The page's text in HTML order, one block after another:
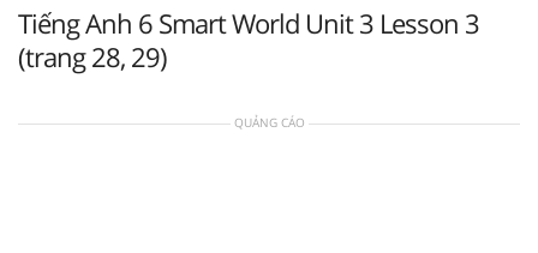
Tiếng Anh 6 Smart World Unit 3 Lesson 3
(trang 28, 29)
QUẢNG CÁO